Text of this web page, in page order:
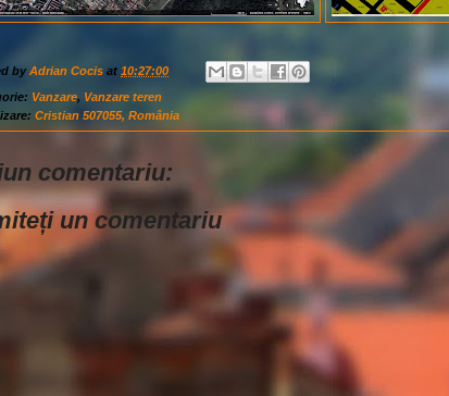
byAdrian Cocis at 10:27:00
Vanzare, Vanzare teren
Cristian 507055, România
comentariu:
un comentariu